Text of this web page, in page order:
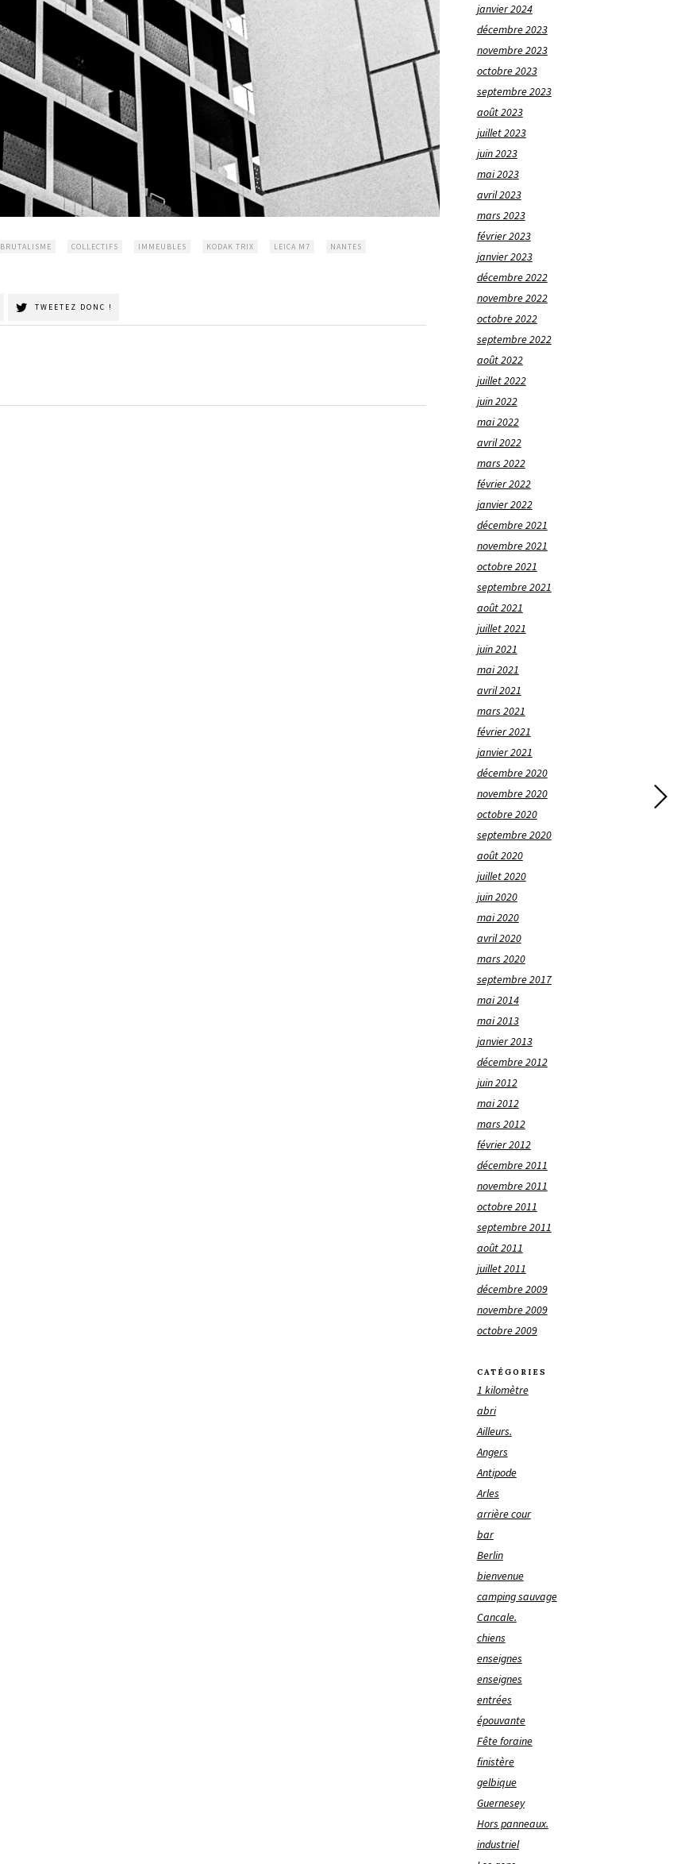
BRUTALISME COLLECTIFS IMMEUBLES KODAK TRIX LEICA M7 NANTES
TWEETEZ DONC !
janvier 2024
décembre 2023
novembre 2023
octobre 2023
septembre 2023
août 2023
juillet 2023
juin 2023
mai 2023
avril 2023
mars 2023
février 2023
janvier 2023
décembre 2022
novembre 2022
octobre 2022
septembre 2022
août 2022
juillet 2022
juin 2022
mai 2022
avril 2022
mars 2022
février 2022
janvier 2022
décembre 2021
novembre 2021
octobre 2021
septembre 2021
août 2021
juillet 2021
juin 2021
mai 2021
avril 2021
mars 2021
février 2021
janvier 2021
décembre 2020
novembre 2020
octobre 2020
septembre 2020
août 2020
juillet 2020
juin 2020
mai 2020
avril 2020
mars 2020
septembre 2017
mai 2014
mai 2013
janvier 2013
décembre 2012
juin 2012
mai 2012
mars 2012
février 2012
décembre 2011
novembre 2011
octobre 2011
septembre 2011
août 2011
juillet 2011
décembre 2009
novembre 2009
octobre 2009
CATÉGORIES
1 kilomètre
abri
Ailleurs.
Angers
Antipode
Arles
arrière cour
bar
Berlin
bienvenue
camping sauvage
Cancale.
chiens
enseignes
enseignes
entrées
épouvante
Fête foraine
finistère
gelbique
Guernesey
Hors panneaux.
industriel